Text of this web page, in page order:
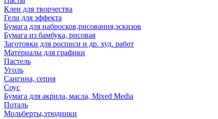
Клеи для творчества
Гели для эффекта
Бумага для набросков,рисования,эскизов
Бумага из бамбука, рисовая
Заготовки для росписи и др. худ. работ
Материалы для графики
Пастель
Уголь
Сангина, сепия
Соус
Бумага для акрила, масла, Mixed Media
Поталь
Мольберты,этюдники